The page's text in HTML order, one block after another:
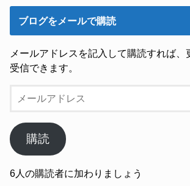
ブログをメールで購読
メールアドレスを記入して購読すれば、
受信できます。
ー
ア
ド
ス
購読
6人の購読者に加わりましょう